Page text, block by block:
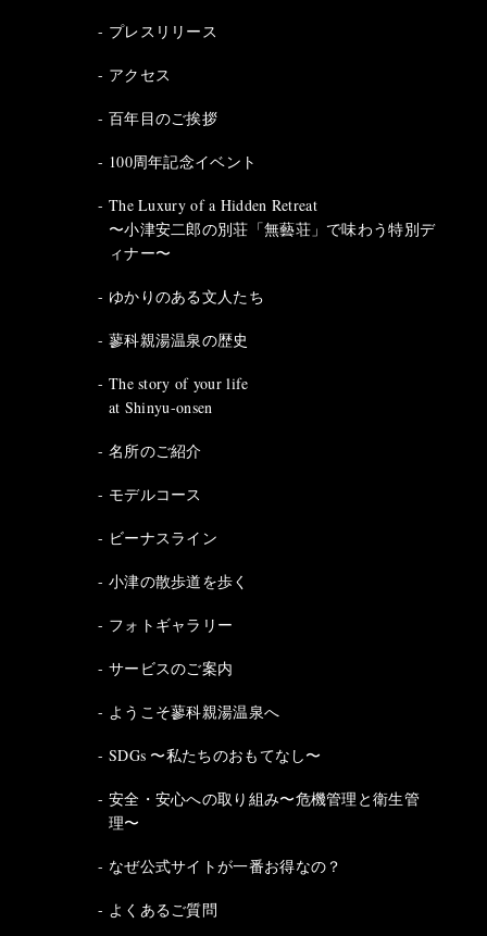
プレスリリース
アクセス
百年目のご挨拶
100周年記念イベント
The Luxury of a Hidden Retreat
〜小津安二郎の別荘「無藝荘」で味わう特別デ
ィナー〜
ゆかりのある文人たち
蓼科親湯温泉の歴史
The story of your life
at Shinyu-onsen
名所のご紹介
モデルコース
ビーナスライン
小津の散歩道を歩く
フォトギャラリー
サービスのご案内
ようこそ蓼科親湯温泉へ
SDGs 〜私たちのおもてなし〜
安全・安心への取り組み〜危機管理と衛生管
理〜
なぜ公式サイトが一番お得なの？
よくあるご質問